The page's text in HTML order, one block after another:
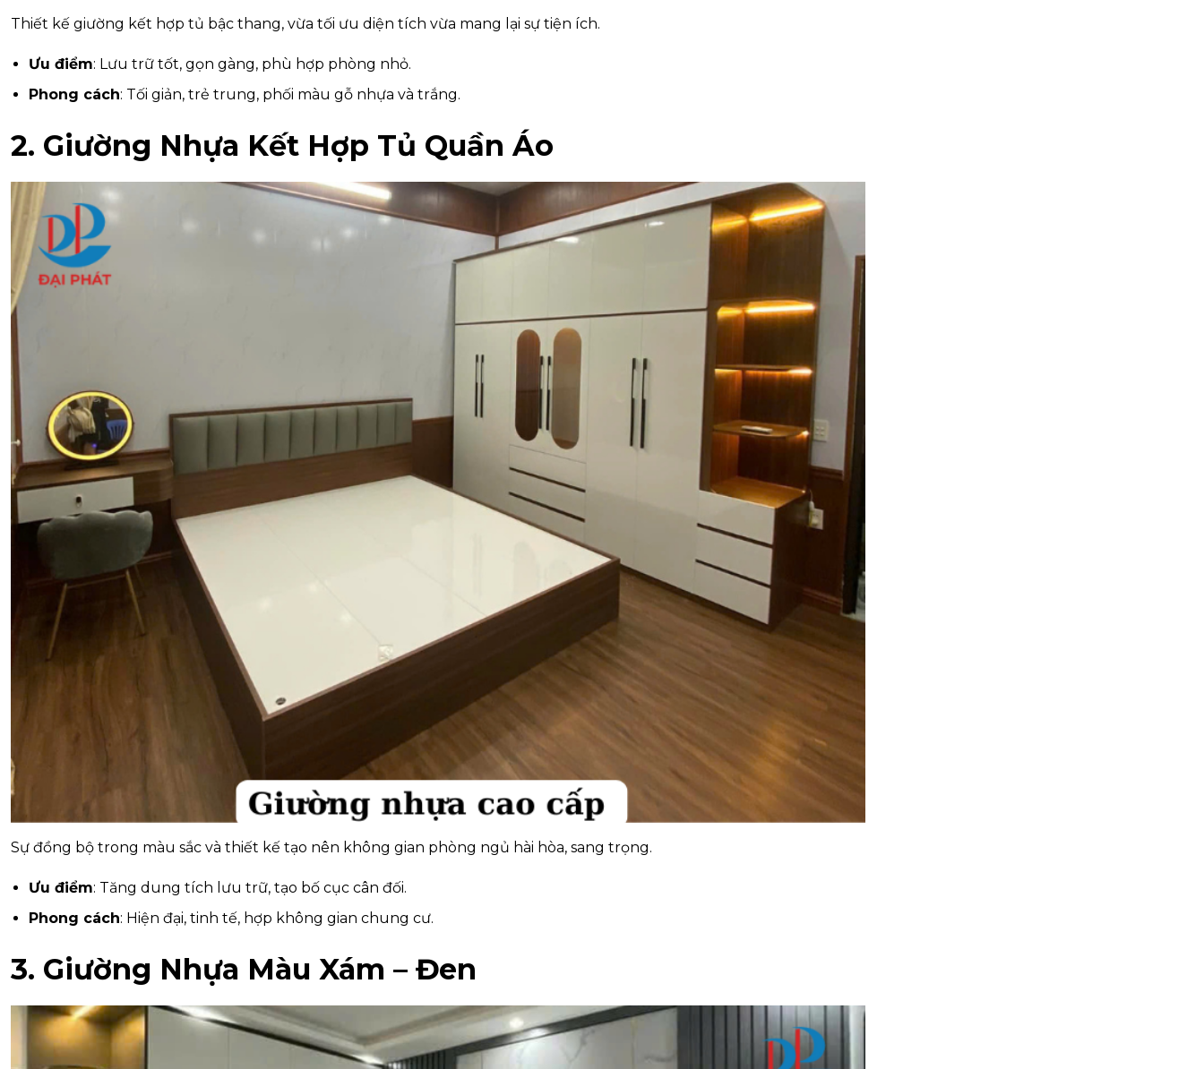
Thiết kế giường kết hợp tủ bậc thang, vừa tối ưu diện tích vừa mang lại sự tiện ích.
Ưu điểm: Lưu trữ tốt, gọn gàng, phù hợp phòng nhỏ.
Phong cách: Tối giản, trẻ trung, phối màu gỗ nhựa và trắng.
2. Giường Nhựa Kết Hợp Tủ Quần Áo
Sự đồng bộ trong màu sắc và thiết kế tạo nên không gian phòng ngủ hài hòa, sang trọng.
Ưu điểm: Tăng dung tích lưu trữ, tạo bố cục cân đối.
Phong cách: Hiện đại, tinh tế, hợp không gian chung cư.
3. Giường Nhựa Màu Xám – Đen